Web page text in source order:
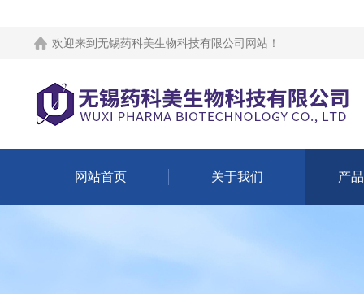
欢迎来到 无锡药科美生物科技有限公司网站 ！
网站首页 关于我们 产